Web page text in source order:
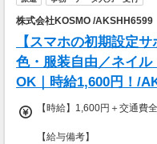
株式会社KOSMO /AKSHH6599
【スマホの初期設定
色・服装自由／ネイ
OK｜時給1,600円！/
【時給】1,600円＋交通費
【給与備考】